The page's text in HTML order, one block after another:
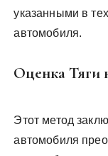
указанными в
автомобиля.
Оценка Тяги
Этот метод
автомобиля